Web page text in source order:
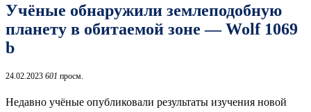
Учёные обнаружили землеподобную
планету в обитаемой зоне — Wolf 1069
b
24.02.2023 601 просм.
Недавно учёные опубликовали результаты изучения новой